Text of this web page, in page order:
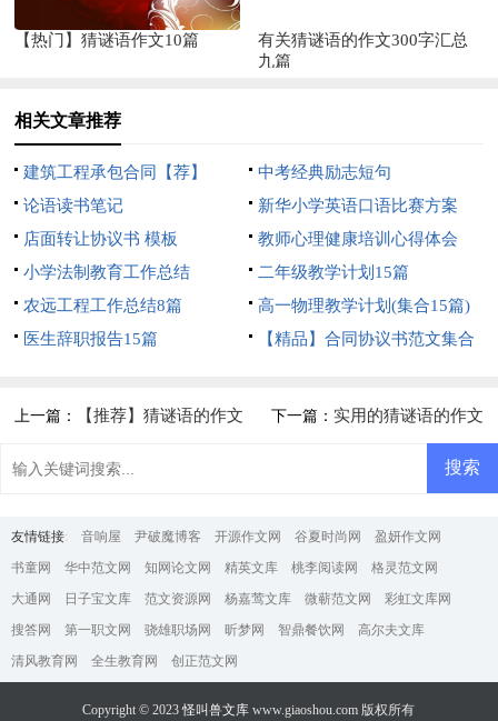
【热门】猜谜语作文10篇
有关猜谜语的作文300字汇总
九篇
相关文章推荐
建筑工程承包合同【荐】
中考经典励志短句
论语读书笔记
新华小学英语口语比赛方案
店面转让协议书 模板
教师心理健康培训心得体会
小学法制教育工作总结
二年级教学计划15篇
农远工程工作总结8篇
高一物理教学计划(集合15篇)
医生辞职报告15篇
【精品】合同协议书范文集合
上一篇： 【推荐】猜谜语的作文 下一篇： 实用的猜谜语的作文
友情链接: 音响屋 尹破魔博客 开源作文网 谷夏时尚网
盈妍作文网
书童网
华中范文网 知网论文网 精英文库 桃李阅读网
格灵范文网
大通网
日子宝文库 范文资源网 杨嘉莺文库 微蕲范文网
彩虹文库网
搜答网
第一职文网 骁雄职场网 昕梦网 智鼎餐饮网
高尔夫文库
清风教育网
全生教育网 创正范文网
Copyright © 2023怪叫兽文库 www.giaoshou.com 版权所有